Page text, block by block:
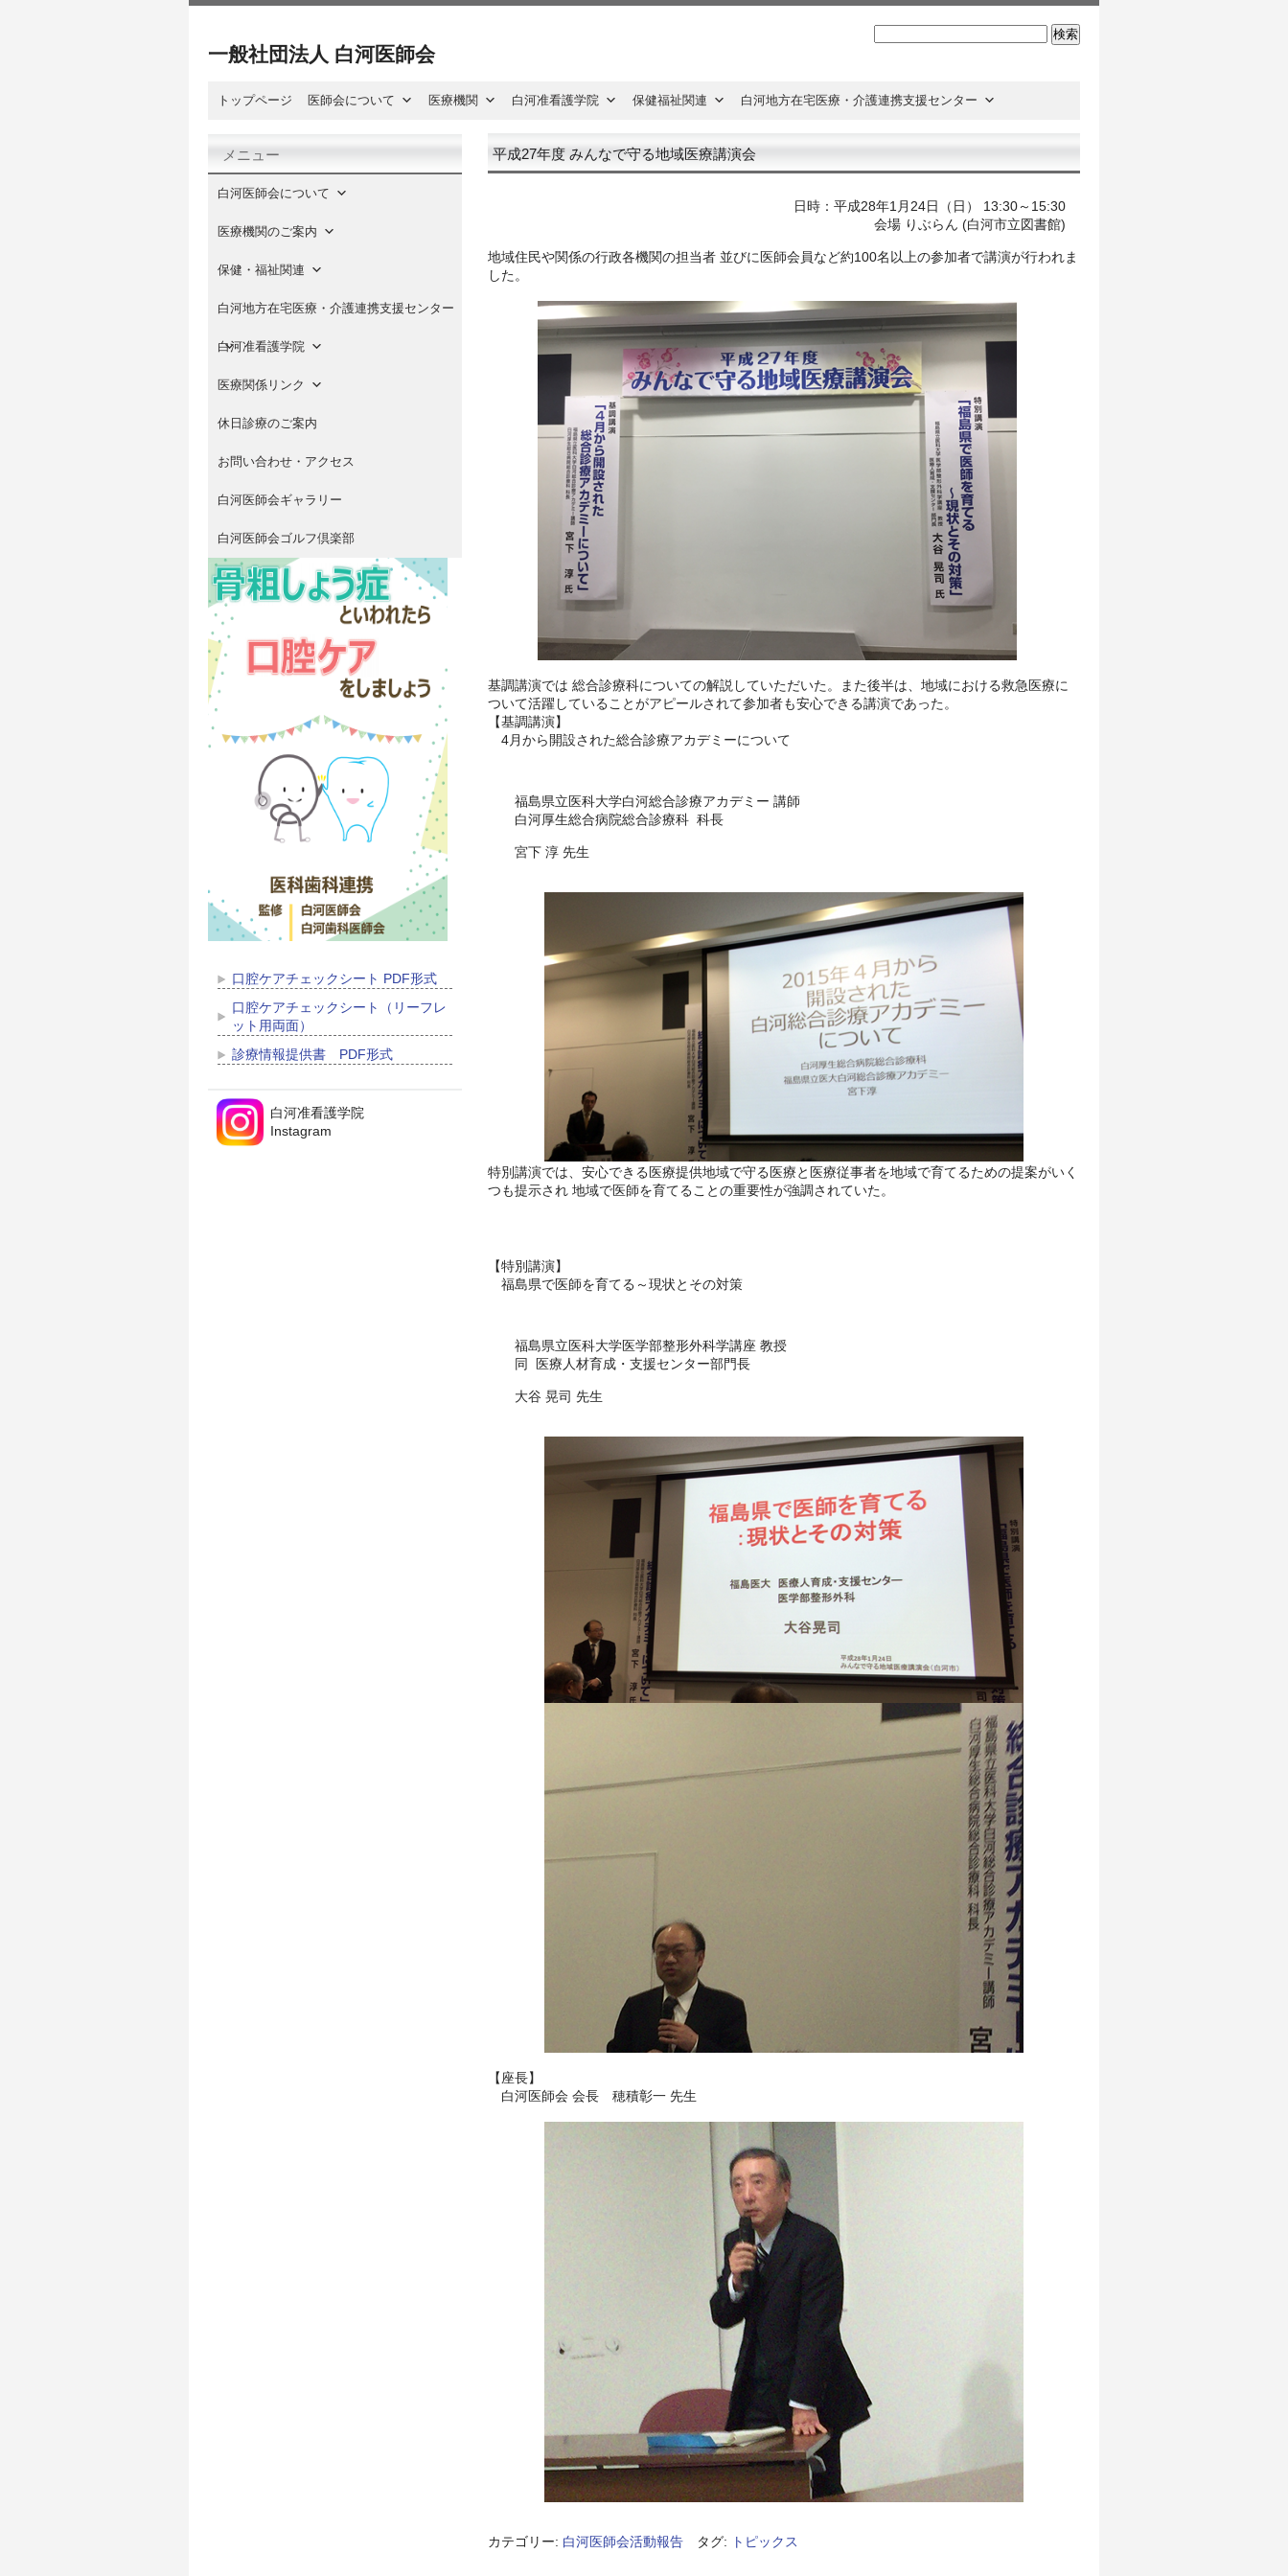
一般社団法人 白河医師会
トップページ 医師会について 医療機関 白河准看護学院 保健福祉関連 白河地方在宅医療・介護連携支援センター
平成27年度 みんなで守る地域医療講演会
日時：平成28年1月24日（日） 13:30～15:30
会場 りぶらん (白河市立図書館)
地域住民や関係の行政各機関の担当者 並びに医師会員など約100名以上の参加者で講演が行われま
した。
基調講演では 総合診療科についての解説していただいた。また後半は、地域における救急医療に
ついて活躍していることがアピールされて参加者も安心できる講演であった。
【基調講演】
4月から開設された総合診療アカデミーについて
福島県立医科大学白河総合診療アカデミー 講師
白河厚生総合病院総合診療科 科長
宮下 淳 先生
特別講演では、安心できる医療提供地域で守る医療と医療従事者を地域で育てるための提案がいく
つも提示され 地域で医師を育てることの重要性が強調されていた。
【特別講演】
福島県で医師を育てる～現状とその対策
福島県立医科大学医学部整形外科学講座 教授
同 医療人材育成・支援センター部門長
大谷 晃司 先生
【座長】
白河医師会 会長 穂積彰一 先生
カテゴリー: 白河医師会活動報告 タグ: トピックス
メニュー
白河医師会について
医療機関のご案内
保健・福祉関連
白河地方在宅医療・介護連携支援センター
白河准看護学院
医療関係リンク
休日診療のご案内
お問い合わせ・アクセス
白河医師会ギャラリー
白河医師会ゴルフ倶楽部
口腔ケアチェックシート PDF形式
口腔ケアチェックシート（リーフレ
ット用両面）
診療情報提供書 PDF形式
白河准看護学院
Instagram